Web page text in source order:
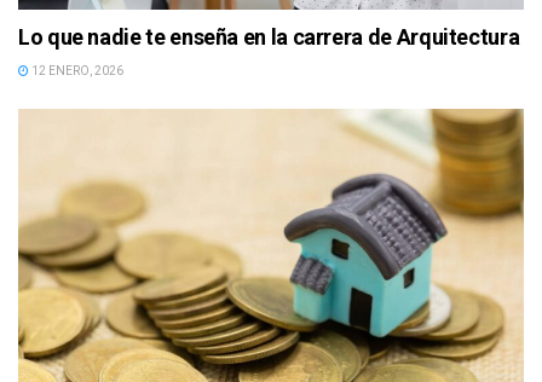
Lo que nadie te enseña en la carrera de Arquitectura
12 ENERO, 2026